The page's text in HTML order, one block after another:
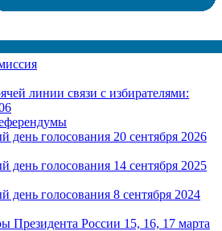
линии связи с избирателями:
день голосования 20 сентября 2026
день голосования 14 сентября 2025
день голосования 8 сентября 2024
Президента России 15, 16, 17 марта